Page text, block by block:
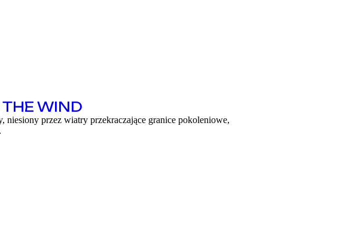
WIND
niesiony przez wiatry przekraczające granice pokoleniowe,